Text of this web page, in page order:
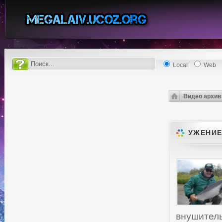
Local Web
Видео архив